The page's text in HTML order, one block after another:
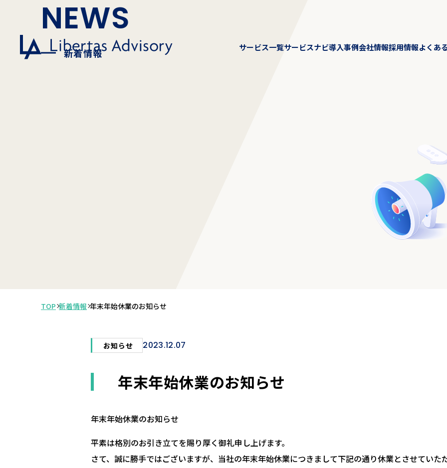
NEWS
新着情報
TOP 新着情報 年末年始休業のお知らせ
お知らせ 2023.12.07
年末年始休業のお知らせ
年末年始休業のお知らせ
平素は格別のお引き立てを賜り厚く御礼申し上げます。
さて、誠に勝手ではございますが、当社の年末年始休業につきまして下記の通り休業とさせていた